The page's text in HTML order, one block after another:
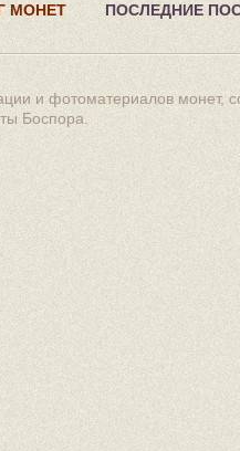
МОНЕТ ПОСЛЕДНИЕ
и фотоматериалов монет,
Боспора